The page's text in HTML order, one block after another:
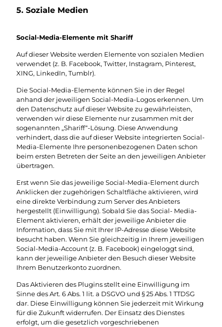
5. Soziale Medien
Social-Media-Elemente mit Shariff
Auf dieser Website werden Elemente von sozialen Medien
verwendet (z. B. Facebook, Twitter, Instagram, Pinterest,
XING, LinkedIn, Tumblr).
Die Social-Media-Elemente können Sie in der Regel
anhand der jeweiligen Social-Media-Logos erkennen. Um
den Datenschutz auf dieser Website zu gewährleisten,
verwenden wir diese Elemente nur zusammen mit der
sogenannten „Shariff“-Lösung. Diese Anwendung
verhindert, dass die auf dieser Website integrierten Social-
Media-Elemente Ihre personenbezogenen Daten schon
beim ersten Betreten der Seite an den jeweiligen Anbieter
übertragen.
Erst wenn Sie das jeweilige Social-Media-Element durch
Anklicken der zugehörigen Schaltfläche aktivieren, wird
eine direkte Verbindung zum Server des Anbieters
hergestellt (Einwilligung). Sobald Sie das Social- Media-
Element aktivieren, erhält der jeweilige Anbieter die
Information, dass Sie mit Ihrer IP-Adresse diese Website
besucht haben. Wenn Sie gleichzeitig in Ihrem jeweiligen
Social-Media-Account (z. B. Facebook) eingeloggt sind,
kann der jeweilige Anbieter den Besuch dieser Website
Ihrem Benutzerkonto zuordnen.
Das Aktivieren des Plugins stellt eine Einwilligung im
Sinne des Art. 6 Abs. 1 lit. a DSGVO und § 25 Abs. 1 TTDSG
dar. Diese Einwilligung können Sie jederzeit mit Wirkung
für die Zukunft widerrufen. Der Einsatz des Dienstes
erfolgt, um die gesetzlich vorgeschriebenen